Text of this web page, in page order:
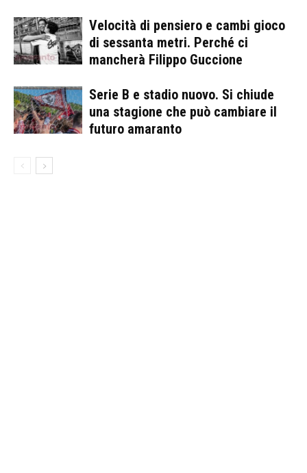
Velocità di pensiero e cambi gioco
di sessanta metri. Perché ci
mancherà Filippo Guccione
Serie B e stadio nuovo. Si chiude
una stagione che può cambiare il
futuro amaranto